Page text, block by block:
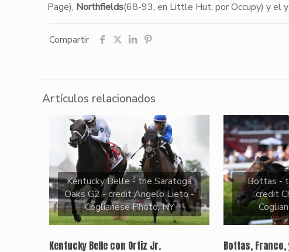
Page), Northfields(68-93, en Little Hut, por Occupy) y el
Compartir
Artículos relacionados
Kentucky Belle - the Saratoga
Oaks G2 - credit Angelo Lieto -
Coglianese Photo, NY
Kentucky Belle con Ortiz Jr.
Bottas -
credit
Bottas, Franco,